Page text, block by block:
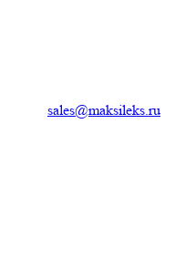
sales@maksileks.ru